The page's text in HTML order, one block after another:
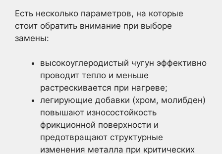
Есть несколько параметров, на которые
стоит обратить внимание при выборе
замены:
высокоуглеродистый чугун эффективно
проводит тепло и меньше
растрескивается при нагреве;
легирующие добавки (хром, молибден)
повышают износостойкость
фрикционной поверхности и
предотвращают структурные
изменения металла при критических